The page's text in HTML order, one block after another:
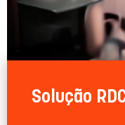
Solução